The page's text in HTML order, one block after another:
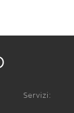
Servizi: